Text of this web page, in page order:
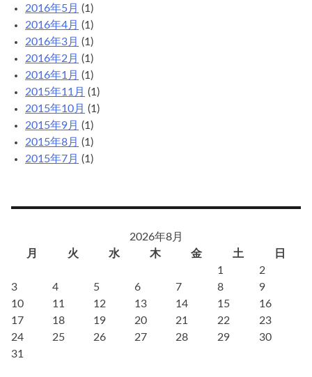
2016年5月 (1)
2016年4月 (1)
2016年3月 (1)
2016年2月 (1)
2016年1月 (1)
2015年11月 (1)
2015年10月 (1)
2015年9月 (1)
2015年8月 (1)
2015年7月 (1)
2026年8月
月
火 水 木 金 土
日
1
2
3
4 5 6 7 8
9
10
11 12 13 14 15
16
17
18 19 20 21 22
23
24
25 26 27 28 29
30
31